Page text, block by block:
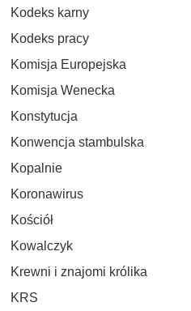
Kodeks karny
Kodeks pracy
Komisja Europejska
Komisja Wenecka
Konstytucja
Konwencja stambulska
Kopalnie
Koronawirus
Kościół
Kowalczyk
Krewni i znajomi królika
KRS